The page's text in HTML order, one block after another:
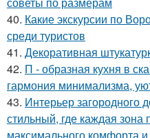
40. Какие экскурсии по
среди туристов
41. Декоративная
42. П - образная кухня в
гармония минимализма,
43. Интерьер загородного
стильный, где каждая зона